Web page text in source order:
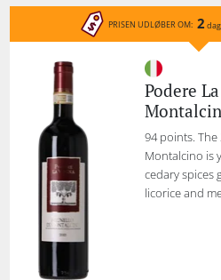
PRISEN UDLØBER OM: 2
Podere
94 points.
Montalcino is
cedary spices
licorice and